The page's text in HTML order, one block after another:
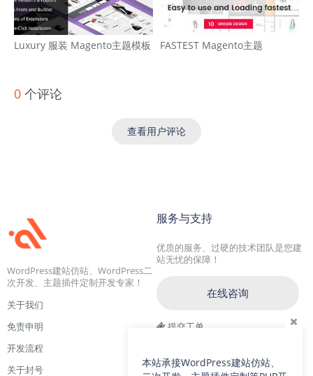
Luxury 服装 Magento主题模板 FASTEST Magento主题
0 个评论
查看用户评论
WordPress建站仿站、WordPress二
次开发、主题插件定制开发专家！
关于我们
免责申明
开发流程
关于封号
服务与支持
优质的服务、过硬的技术团队是您建
站无忧的保障！
在线咨询
提交工单
交流二群：64786792
本站承接WordPress建站仿站、